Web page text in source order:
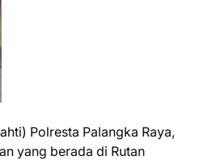
Polresta Palangka Raya,
yang berada di Rutan